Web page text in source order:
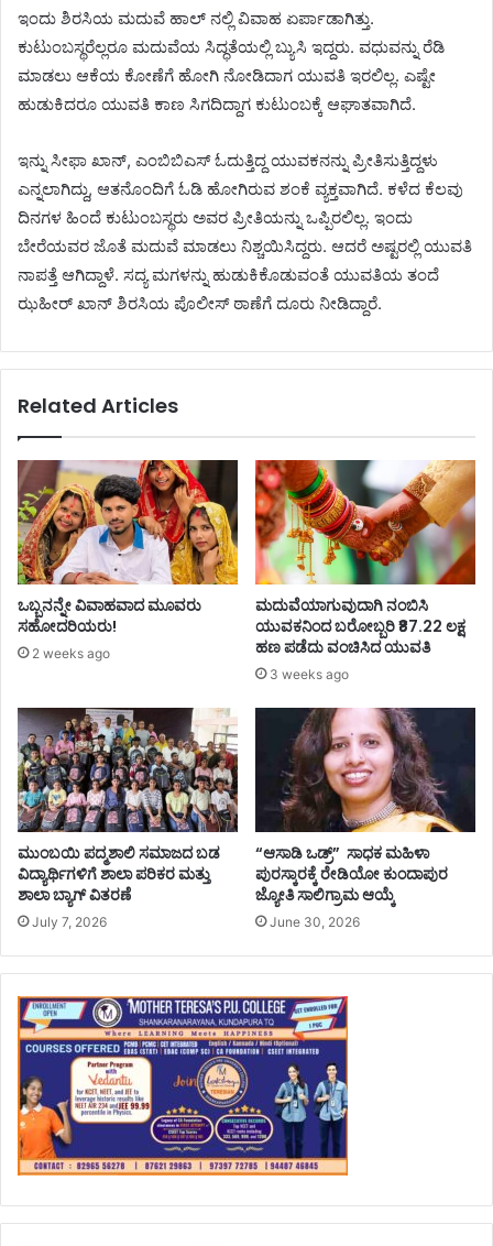
ಇಂದು ಶಿರಸಿಯ ಮದುವೆ ಹಾಲ್ ನಲ್ಲಿ ವಿವಾಹ ಏರ್ಪಾಡಾಗಿತ್ತು.
ಕುಟುಂಬಸ್ಥರೆಲ್ಲರೂ ಮದುವೆಯ ಸಿದ್ಧತೆಯಲ್ಲಿ ಬ್ಯುಸಿ ಇದ್ದರು. ವಧುವನ್ನು ರೆಡಿ
ಮಾಡಲು ಆಕೆಯ ಕೋಣೆಗೆ ಹೋಗಿ ನೋಡಿದಾಗ ಯುವತಿ ಇರಲಿಲ್ಲ. ಎಷ್ಟೇ
ಹುಡುಕಿದರೂ ಯುವತಿ ಕಾಣ ಸಿಗದಿದ್ದಾಗ ಕುಟುಂಬಕ್ಕೆ ಆಘಾತವಾಗಿದೆ.
ಇನ್ನು ಸೀಫಾ ಖಾನ್, ಎಂಬಿಬಿಎಸ್ ಓದುತ್ತಿದ್ದ ಯುವಕನನ್ನು ಪ್ರೀತಿಸುತ್ತಿದ್ದಳು
ಎನ್ನಲಾಗಿದ್ದು, ಆತನೊಂದಿಗೆ ಓಡಿ ಹೋಗಿರುವ ಶಂಕೆ ವ್ಯಕ್ತವಾಗಿದೆ. ಕಳೆದ ಕೆಲವು
ದಿನಗಳ ಹಿಂದೆ ಕುಟುಂಬಸ್ಥರು ಅವರ ಪ್ರೀತಿಯನ್ನು ಒಪ್ಪಿರಲಿಲ್ಲ. ಇಂದು
ಬೇರೆಯವರ ಜೊತೆ ಮದುವೆ ಮಾಡಲು ನಿಶ್ಚಯಿಸಿದ್ದರು. ಆದರೆ ಅಷ್ಟರಲ್ಲಿ ಯುವತಿ
ನಾಪತ್ತೆ ಆಗಿದ್ದಾಳೆ. ಸದ್ಯ ಮಗಳನ್ನು ಹುಡುಕಿಕೊಡುವಂತೆ ಯುವತಿಯ ತಂದೆ
ಝಹೀ‌ರ್ ಖಾನ್ ಶಿರಸಿಯ ಪೊಲೀಸ್ ಠಾಣೆಗೆ ದೂರು ನೀಡಿದ್ದಾರೆ.
Related Articles
ಒಬ್ಬನನ್ನೇ ವಿವಾಹವಾದ ಮೂವರು
ಸಹೋದರಿಯರು!
2 weeks ago
ಮದುವೆಯಾಗುವುದಾಗಿ ನಂಬಿಸಿ
ಯುವಕನಿಂದ ಬರೋಬ್ಬರಿ ₹87.22 ಲಕ್ಷ
ಹಣ ಪಡೆದು ವಂಚಿಸಿದ ಯುವತಿ
3 weeks ago
ಮುಂಬಯಿ ಪದ್ಮಶಾಲಿ ಸಮಾಜದ ಬಡ
ವಿದ್ಯಾರ್ಥಿಗಳಿಗೆ ಶಾಲಾ ಪರಿಕರ ಮತ್ತು
ಶಾಲಾ ಬ್ಯಾಗ್‌ ವಿತರಣೆ
July 7, 2026
“ಆಸಾಡಿ ಒಡ್ರ್” ಸಾಧಕ ಮಹಿಳಾ
ಪುರಸ್ಕಾರಕ್ಕೆ ರೇಡಿಯೋ ಕುಂದಾಪುರ
ಜ್ಯೋತಿ ಸಾಲಿಗ್ರಾಮ ಆಯ್ಕೆ
June 30, 2026